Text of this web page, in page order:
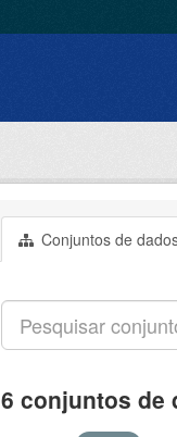
Conjuntos de
6 conjuntos de